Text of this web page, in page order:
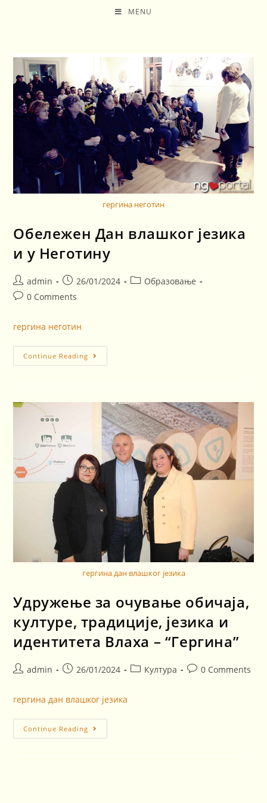
MENU
гергина неготин
Обележен Дан влашког језика
и у Неготину
admin 26/01/2024
Образовање
0 Comments
гергина неготин
Continue Reading
гергина дан влашког језика
Удружење за очување обичаја,
културе, традиције, језика и
идентитета Влаха – “Гергина”
admin 26/01/2024 Култура 0 Comments
гергина дан влашког језика
Continue Reading